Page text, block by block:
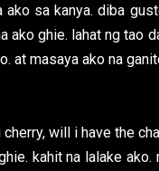
ako sa kanya. diba
ako ghie. lahat ng tao
at masaya ako na
will i have the
kahit na lalake ako.